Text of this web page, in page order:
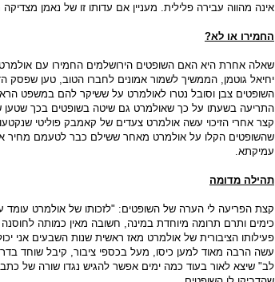
אינה מהווה עבירה פלילית. מעניין אם עדותו זו של נאמן
החמירו או לא?
שאלה אחרת היא האם השופטים הירושלמים החמירו עם
יחיאל גוטמן, הממשיך לשמור אמונים לחברו הטוב, טען שפסק
השופטים צבן וסובל נטרו לאולמרט על ששיקר להם במשפט
התריעה בשעתו על כך שאולמרט גם שיטה בשופטים בכך שטען
קצר אחרי הזיכוי עשה אולמרט צעדים של קאמבק פוליטי
שהשופטים הקלו על אולמרט מאחר ששילם כבר לטעמם מחיר
עמיקתא.
תהילה מדומה
קצת הפריעה לי הערה של השופטים: "לזכותו של אולמרט
כימים ותרם תרומה מיוחדת במינה, חשובה מאין כמותה
פעילותו הציבורית של אולמרט מאז ראשית שנות השבעים אני
עשה הרבה מאוד למען כיסו, מעל בכספי ציבור, קיבל שוחד
לב" שיצא לאור בעוד כמה ימים אפשר להגיש נגדו שורה של